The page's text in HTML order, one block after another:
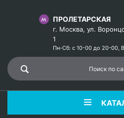
ПРОЛЕТАРСКАЯ
г. Москва, ул.
1
Пн-Сб: с 10-00 до 20-00,